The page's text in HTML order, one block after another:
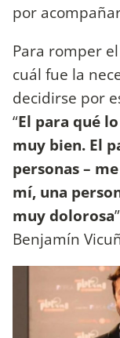
por
Para romper
cuál fue la
decidirse por
“El para qué
muy bien. El
personas –
mí, una
muy dolorosa
Benjamín